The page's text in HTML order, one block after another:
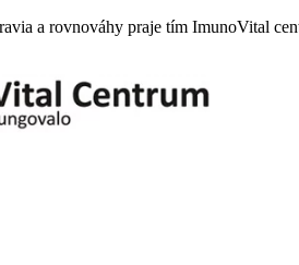
a rovnováhy praje tím ImunoVital